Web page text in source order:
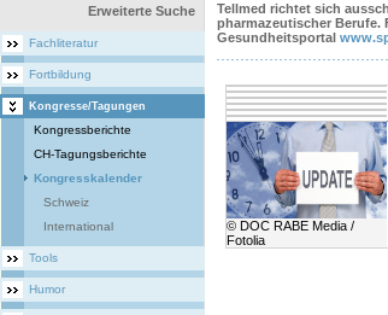
Erweiterte Suche
Fachliteratur
Fortbildung
Kongresse/Tagungen
Kongressberichte
CH-Tagungsberichte
Kongresskalender
Schweiz
International
Tools
Humor
Tellmed richtet sich
pharmazeutischer
Gesundheitsportal
© DOC RABE Media /
Fotolia